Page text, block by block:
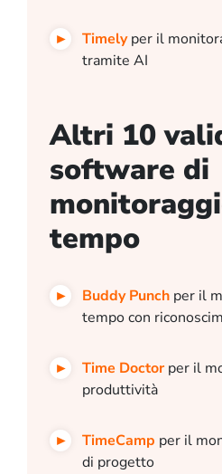
Timelyper il
tramite AI
Altri 10
software di
tempo
Buddy Punch per il
tempo con
Time Doctorper il
produttività
TimeCamp per il
di progetto